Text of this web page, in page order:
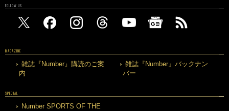
FOLLOW US
MAGAZINE
雑誌『Number』購読のご案
内
雑誌『Number』バックナン
バー
SPECIAL
Number SPORTS OF THE